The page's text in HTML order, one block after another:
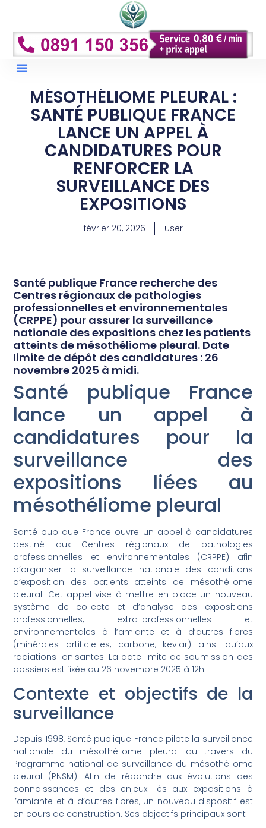
MÉSOTHÉLIOME PLEURAL :
SANTÉ PUBLIQUE FRANCE
LANCE UN APPEL À
CANDIDATURES POUR
RENFORCER LA
SURVEILLANCE DES
EXPOSITIONS
février 20, 2026 user
Santé publique France recherche des
Centres régionaux de pathologies
professionnelles et environnementales
(CRPPE) pour assurer la surveillance
nationale des expositions chez les patients
atteints de mésothéliome pleural. Date
limite de dépôt des candidatures : 26
novembre 2025 à midi.
Santé publique France
lance un appel à
candidatures pour la
surveillance des
expositions liées au
mésothéliome pleural
Santé publique France ouvre un appel à candidatures
destiné aux Centres régionaux de pathologies
professionnelles et environnementales (CRPPE) afin
d’organiser la surveillance nationale des conditions
d’exposition des patients atteints de mésothéliome
pleural. Cet appel vise à mettre en place un nouveau
système de collecte et d’analyse des expositions
professionnelles, extra-professionnelles et
environnementales à l’amiante et à d’autres fibres
(minérales artificielles, carbone, kevlar) ainsi qu’aux
radiations ionisantes. La date limite de soumission des
dossiers est fixée au 26 novembre 2025 à 12h.
Contexte et objectifs de la
surveillance
Depuis 1998, Santé publique France pilote la surveillance
nationale du mésothéliome pleural au travers du
Programme national de surveillance du mésothéliome
pleural (PNSM). Afin de répondre aux évolutions des
connaissances et des enjeux liés aux expositions à
l’amiante et à d’autres fibres, un nouveau dispositif est
en cours de construction. Ses objectifs principaux sont :